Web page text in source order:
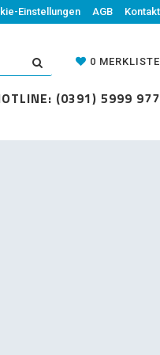
AGB Kontakt
0 MERKLISTE
5999 977
Einstellungen AGB Kontakt
0 MERKLISTE
(0391) 5999 977